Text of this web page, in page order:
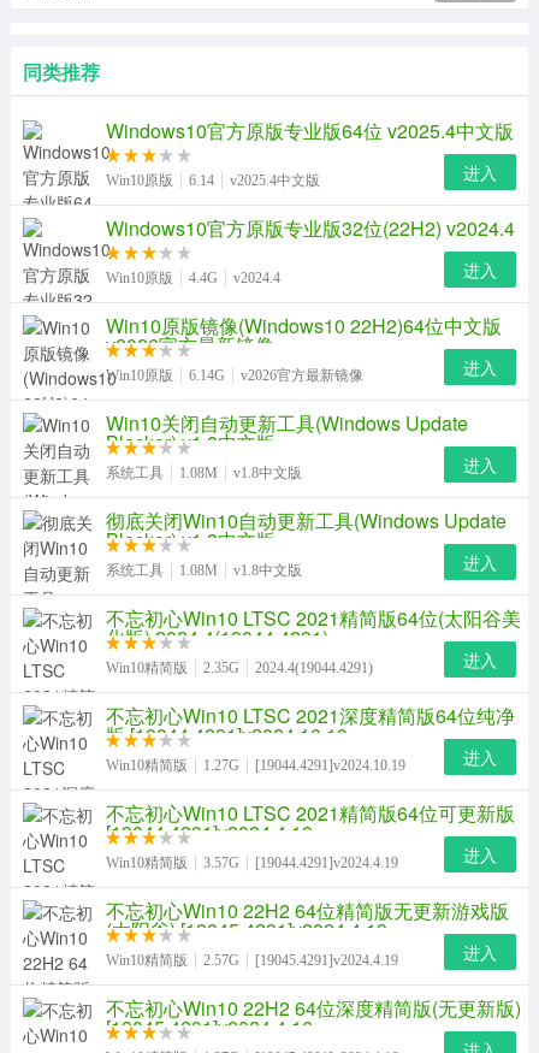
同类推荐
Windows10官方原版专业版64位 v2025.4中文版
Win10原版 6.14 v2025.4中文版 进入
Windows10官方原版专业版32位(22H2) v2024.4
Win10原版 4.4G v2024.4 进入
Win10原版镜像(Windows10 22H2)64位中文版
v2026官方最新镜像
Win10原版 6.14G v2026官方最新镜像 进入
Win10关闭自动更新工具(Windows Update
Blocker) v1.8中文版
系统工具 1.08M v1.8中文版 进入
彻底关闭Win10自动更新工具(Windows Update
Blocker) v1.8中文版
系统工具 1.08M v1.8中文版 进入
不忘初心Win10 LTSC 2021精简版64位(太阳谷美
化版) 2024.4(19044.4291)
Win10精简版 2.35G 2024.4(19044.4291) 进入
不忘初心Win10 LTSC 2021深度精简版64位纯净
版 [19044.4291]v2024.10.19
Win10精简版 1.27G [19044.4291]v2024.10.19 进入
不忘初心Win10 LTSC 2021精简版64位可更新版
[19044.4291]v2024.4.19
Win10精简版 3.57G [19044.4291]v2024.4.19 进入
不忘初心Win10 22H2 64位精简版无更新游戏版
(太阳谷) [19045.4291]v2024.4.19
Win10精简版 2.57G [19045.4291]v2024.4.19 进入
不忘初心Win10 22H2 64位深度精简版(无更新版)
[19045.4291]v2024.4.16